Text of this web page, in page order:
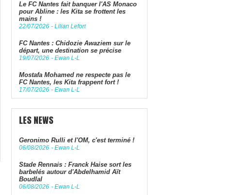
Le FC Nantes fait banquer l'AS Monaco
pour Abline : les Kita se frottent les
mains !
22/07/2026 - Lilian Lefort
FC Nantes : Chidozie Awaziem sur le
départ, une destination se précise
19/07/2026 - Ewan L-L
Mostafa Mohamed ne respecte pas le
FC Nantes, les Kita frappent fort !
17/07/2026 - Ewan L-L
LES NEWS
Geronimo Rulli et l'OM, c'est terminé !
06/08/2026 - Ewan L-L
Stade Rennais : Franck Haise sort les
barbelés autour d'Abdelhamid Aït
Boudlal
06/08/2026 - Ewan L-L